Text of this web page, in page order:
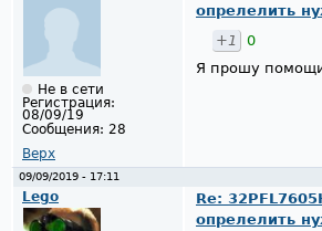
Не в сети
Регистрация:
08/09/19
Сообщения: 28
Верх
опрелелить
+1
0
Я прошу
09/09/2019 - 17:11
Lego
Re:
опрелелить